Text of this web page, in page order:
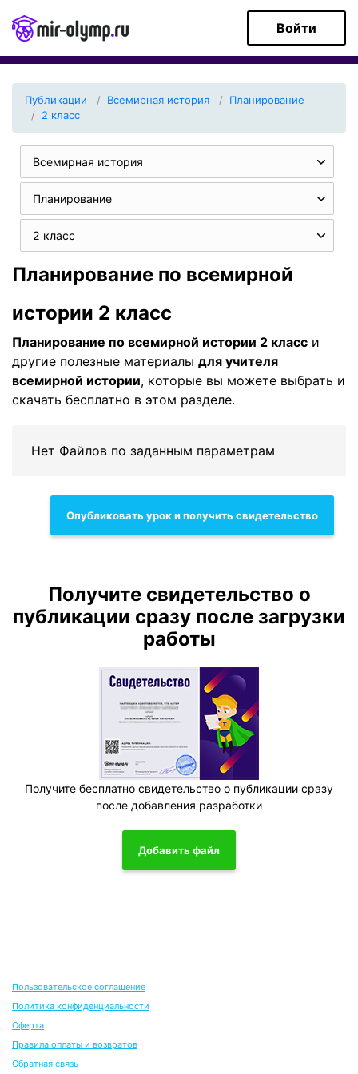
Войти
Публикации Всемирная история
Планирование
2 класс
Всемирная история
Планирование
2 класс
Планирование по всемирной
истории 2 класс
Планирование по всемирной истории 2 класс и
другие полезные материалы для учителя
всемирной истории, которые вы можете выбрать и
скачать бесплатно в этом разделе.
Нет Файлов по заданным параметрам
Опубликовать урок и получить свидетельство
Получите свидетельство о
публикации сразу после загрузки
работы
Получите бесплатно свидетельство о публикации сразу
после добавления разработки
Добавить файл
Пользовательское соглашение
Политика конфиденциальности
Оферта
Правила оплаты и возвратов
Обратная связь